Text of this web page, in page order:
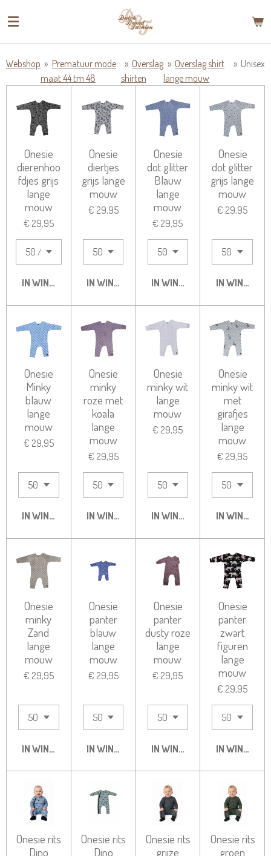
direct
hoofdinhoud
Webshop » Prematuur mode
maat 44 tm 48
» Overslag
shirten
» Overslag shirt
lange mouw
» Unisex
Onesie
dierenhoo
fdjes grijs
lange
mouw
€ 29,95
IN WINKELWAGEN
Onesie
diertjes
grijs lange
mouw
€ 29,95
IN WINKELWAGEN
Onesie
dot glitter
Blauw
lange
mouw
€ 29,95
IN WINKELWAGEN
Onesie
dot glitter
grijs lange
mouw
€ 29,95
IN
Onesie
Minky
blauw
lange
mouw
€ 29,95
IN WINKELWAGEN
Onesie
minky
roze met
koala
lange
mouw
€ 29,95
IN WINKELWAGEN
Onesie
minky wit
lange
mouw
€ 29,95
IN WINKELWAGEN
Onesie
minky wit
met
girafjes
lange
mouw
€ 29,95
IN
Onesie
minky
Zand
lange
mouw
€ 29,95
IN WINKELWAGEN
Onesie
panter
blauw
lange
mouw
€ 29,95
IN WINKELWAGEN
Onesie
panter
dusty roze
lange
mouw
€ 29,95
IN WINKELWAGEN
Onesie
panter
zwart
figuren
lange
mouw
€ 29,95
IN
Onesie rits
Dino
Onesie rits
Dino
Onesie rits
grijze
Onesie rits
groen